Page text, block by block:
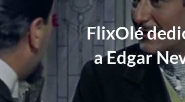
FlixOlé
a Edgar